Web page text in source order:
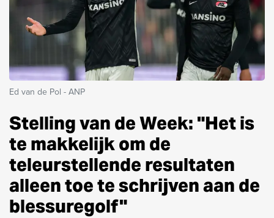
Ed van de Pol - ANP
Stelling van de Week: "Het is
te makkelijk om de
teleurstellende resultaten
alleen toe te schrijven aan de
blessuregolf"